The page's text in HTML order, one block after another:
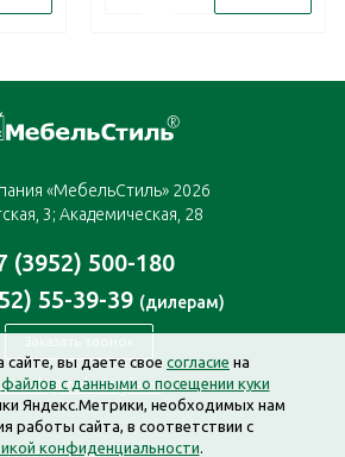
«МебельСтиль» 2026
3; Академическая, 28
(3952) 500-180
55-39-39 (дилерам)
Заказать звонок
сайте, вы даете свое согласие на
файлов с данными о посещении куки
Яндекс.Метрики, необходимых нам
работы сайта, в соответствии с
конфиденциальности.